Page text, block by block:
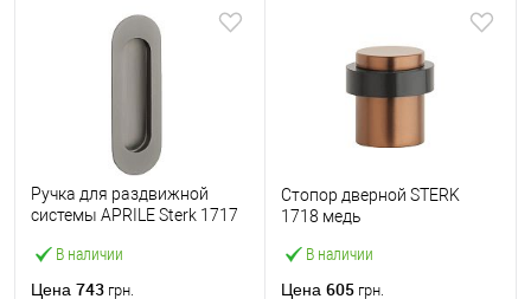
В наличии
Ручка для раздвижной
системы APRILE Sterk 1717
Цена 743 грн.
В наличии
Стопор дверной STERK
1718 медь
Цена 605 грн.